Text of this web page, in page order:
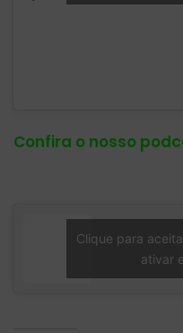
Confira o nosso
Clique para
ativar